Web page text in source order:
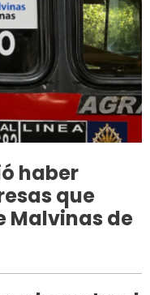
haber
que
Malvinas de